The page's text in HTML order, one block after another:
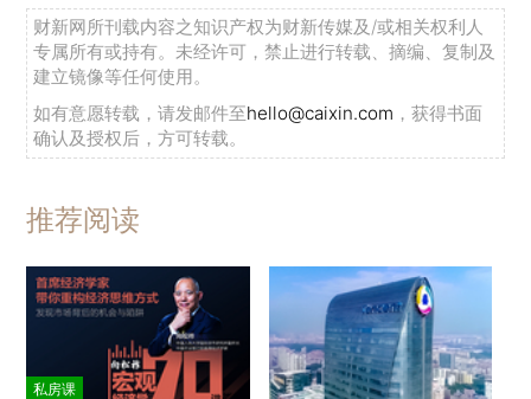
财新网所刊载内容之知识产权为财新传媒及/或相关权利人
专属所有或持有。未经许可，禁止进行转载、摘编、复制及
建立镜像等任何使用。
如有意愿转载，请发邮件至hello@caixin.com ，获得书面
确认及授权后，方可转载。
推荐阅读
私房课